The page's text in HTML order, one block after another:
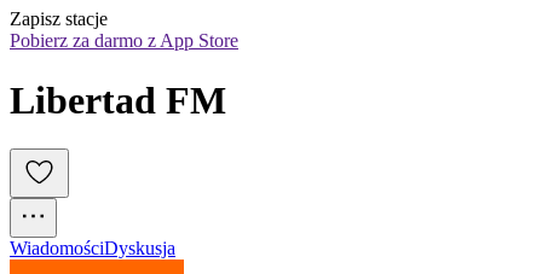
Zapisz stacje
Pobierz za darmo z App Store
Libertad FM
WiadomościDyskusja